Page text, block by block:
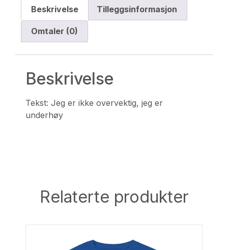
Beskrivelse Tilleggsinformasjon
Omtaler (0)
Beskrivelse
Tekst: Jeg er ikke overvektig, jeg er
underhøy
Relaterte produkter